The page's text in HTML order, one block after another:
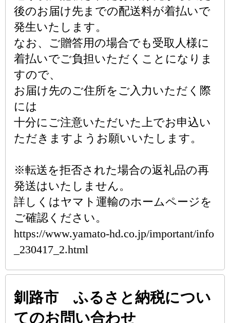
後のお届け先までの配送料が着払いで
発生いたします。
なお、ご贈答用の場合でも受取人様に
着払いでご負担いただくことになりま
すので、
お届け先のご住所をご入力いただく際
には
十分にご注意いただいた上でお申込い
ただきますようお願いいたします。
※転送を拒否された場合の返礼品の再
発送はいたしません。
詳しくはヤマト運輸のホームページを
ご確認ください。
https://www.yamato-hd.co.jp/important/info
_230417_2.html
釧路市 ふるさと納税につい
てのお問い合わせ